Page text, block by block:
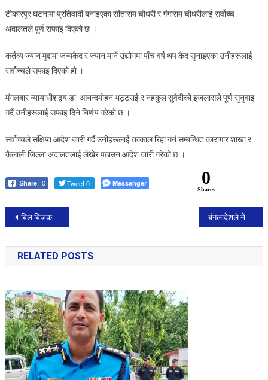
टीकारपुर घटनामा प्रतिवादी बनाइएका सीताराम चौधरी र गंगाराम चौधरीलाई सर्वोच्च
अदालतले पूर्ण सफाइ दिएको छ ।
कर्तव्य ज्यान मुद्दामा जन्मकैद र ज्यान मार्ने उद्योगमा पाँच वर्ष थप कैद सुनाइएका उनीहरूलाई
सर्वोच्चले सफाइ दिएको हो ।
मंगलबार न्यायाधीशद्वय डा. आनन्दमोहन भट्टराई र नहकुल सुवेदीको इजलासले पूर्ण सुनुवाइ
गर्दै उनीहरूलाई सफाइ दिने निर्णय गरेको छ ।
सर्वोच्चले संक्षिप्त आदेश जारी गर्दै उनीहरूलाई तत्काल रिहा गर्न सम्बन्धित कारागार शाखा र
कैलाली जिल्ला अदालतलाई लेखेर पठाउन आदेश जारी गरेको छ ।
Share 0 Tweet 0 Messenger 0
Shares
Post
navigation
बिल बिजक भन्दा बढी बिभिन्न किसिमका १८ लाख बराबरको बेरिङ्गहरू सहित ट्याक्टर वडा प्रहरी कार्यालय श्रीपुरद्वारा पक्राउ । बंगलादेशले नेपालबाट ४० मेगावाट बिजुली किन्ने
RELATED POSTS